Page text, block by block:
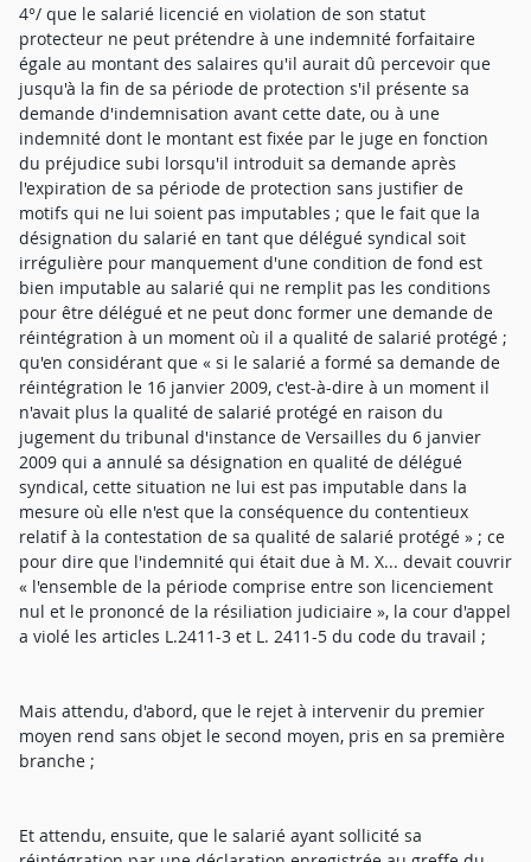
4°/ que le salarié licencié en violation de son statut
protecteur ne peut prétendre à une indemnité forfaitaire
égale au montant des salaires qu'il aurait dû percevoir que
jusqu'à la fin de sa période de protection s'il présente sa
demande d'indemnisation avant cette date, ou à une
indemnité dont le montant est fixée par le juge en fonction
du préjudice subi lorsqu'il introduit sa demande après
l'expiration de sa période de protection sans justifier de
motifs qui ne lui soient pas imputables ; que le fait que la
désignation du salarié en tant que délégué syndical soit
irrégulière pour manquement d'une condition de fond est
bien imputable au salarié qui ne remplit pas les conditions
pour être délégué et ne peut donc former une demande de
réintégration à un moment où il a qualité de salarié protégé ;
qu'en considérant que « si le salarié a formé sa demande de
réintégration le 16 janvier 2009, c'est-à-dire à un moment il
n'avait plus la qualité de salarié protégé en raison du
jugement du tribunal d'instance de Versailles du 6 janvier
2009 qui a annulé sa désignation en qualité de délégué
syndical, cette situation ne lui est pas imputable dans la
mesure où elle n'est que la conséquence du contentieux
relatif à la contestation de sa qualité de salarié protégé » ; ce
pour dire que l'indemnité qui était due à M. X... devait couvrir
« l'ensemble de la période comprise entre son licenciement
nul et le prononcé de la résiliation judiciaire », la cour d'appel
a violé les articles L.2411-3 et L. 2411-5 du code du travail ;
Mais attendu, d'abord, que le rejet à intervenir du premier
moyen rend sans objet le second moyen, pris en sa première
branche ;
Et attendu, ensuite, que le salarié ayant sollicité sa